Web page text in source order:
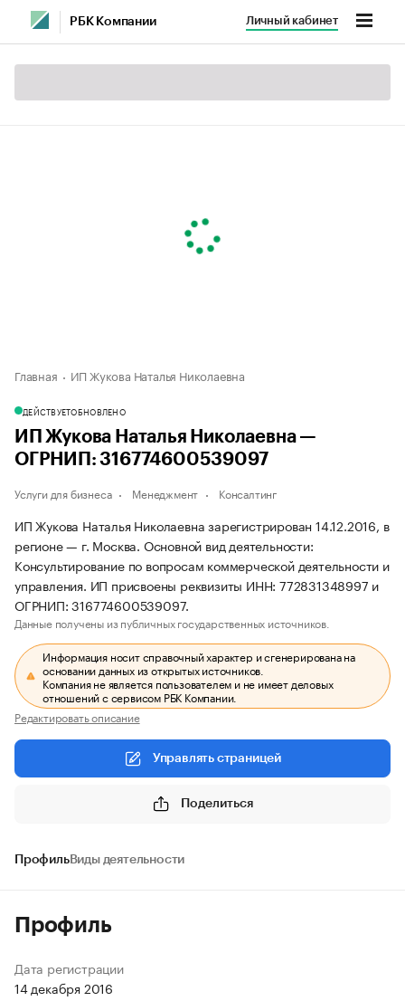
РБК Компании Личный кабинет
Главная ИП Жукова Наталья Николаевна
ДЕЙСТВУЕТОБНОВЛЕНО
ИП Жукова Наталья Николаевна —
ОГРНИП: 316774600539097
Услуги для бизнеса Менеджмент Консалтинг
ИП Жукова Наталья Николаевна зарегистрирован 14.12.2016, в
регионе — г. Москва. Основной вид деятельности:
Консультирование по вопросам коммерческой деятельности и
управления. ИП присвоены реквизиты ИНН: 772831348997 и
ОГРНИП: 316774600539097.
Данные получены из публичных государственных источников.
Информация носит справочный характер и сгенерирована на
основании данных из открытых источников.
Компания не является пользователем и не имеет деловых
отношений с сервисом РБК Компании.
Редактировать описание
Управлять страницей
Поделиться
ПрофильВиды деятельности
Профиль
Дата регистрации
14 декабря 2016